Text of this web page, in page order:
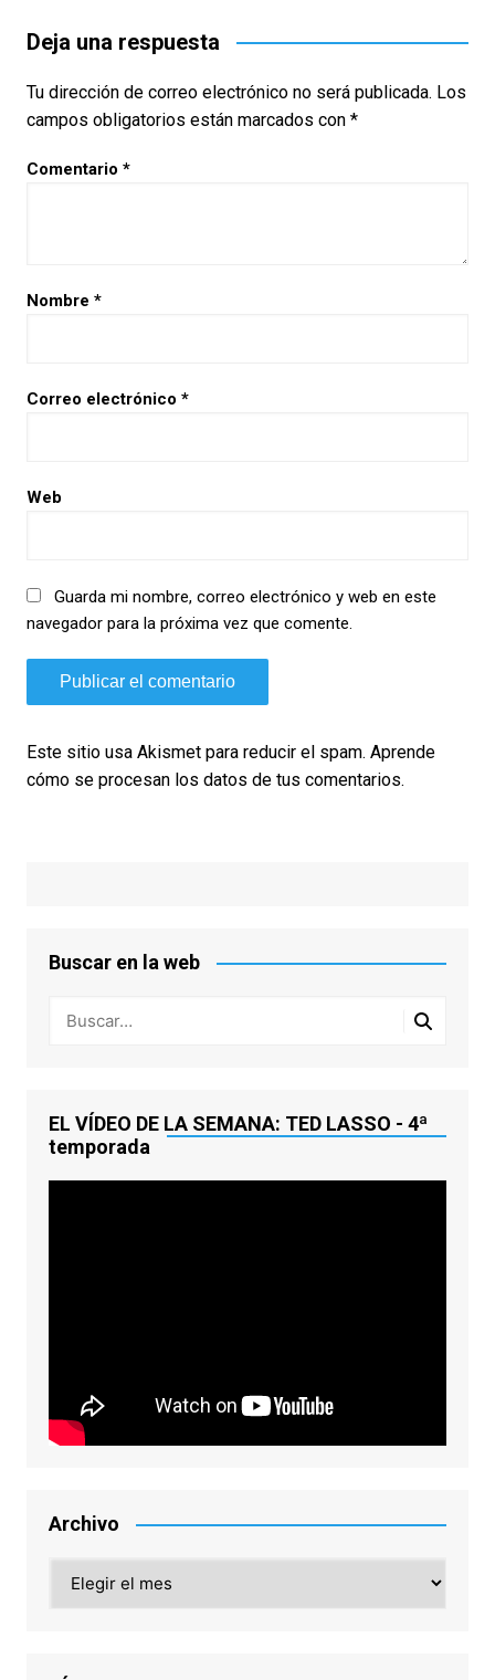
entradas
Deja una respuesta
Tu dirección de correo electrónico no será publicada. Los
campos obligatorios están marcados con *
Comentario *
Nombre *
Correo electrónico *
Web
Guarda mi nombre, correo electrónico y web en este
navegador para la próxima vez que comente.
Este sitio usa Akismet para reducir el spam. Aprende
cómo se procesan los datos de tus comentarios.
Buscar en la web
EL VÍDEO DE LA SEMANA: TED LASSO - 4ª
temporada
Archivo